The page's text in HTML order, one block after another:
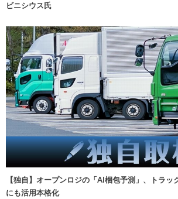
ビニシウス氏
【独自】オープンロジの「AI梱包予測」、トラッ
にも活用本格化